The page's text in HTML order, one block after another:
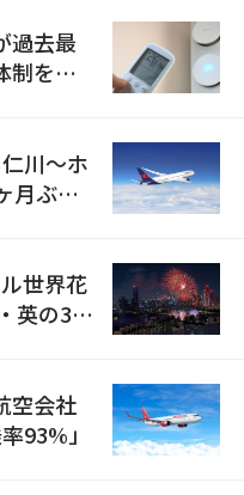
過去最
制を点
川〜ホ
月ぶり
世界花
英の3カ
空会社
93%」